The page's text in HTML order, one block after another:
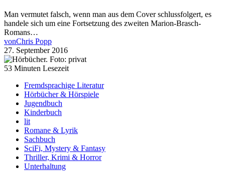
Man vermutet falsch, wenn man aus dem Cover schlussfolgert, es
handele sich um eine Fortsetzung des zweiten Marion-Brasch-
Romans…
vonChris Popp
27. September 2016
53 Minuten Lesezeit
Fremdsprachige Literatur
Hörbücher & Hörspiele
Jugendbuch
Kinderbuch
lit
Romane & Lyrik
Sachbuch
SciFi, Mystery & Fantasy
Thriller, Krimi & Horror
Unterhaltung